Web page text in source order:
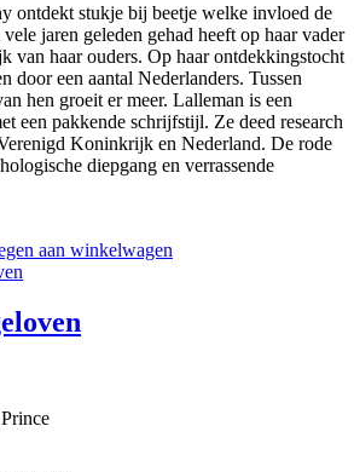
ontdekt stukje bij beetje welke invloed de
jaren geleden gehad heeft op haar vader
van haar ouders. Op haar ontdekkingstocht
door een aantal Nederlanders. Tussen
hen groeit er meer. Lalleman is een
een pakkende schrijfstijl. Ze deed research
Koninkrijk en Nederland. De rode
diepgang en verrassende
aan winkelwagen